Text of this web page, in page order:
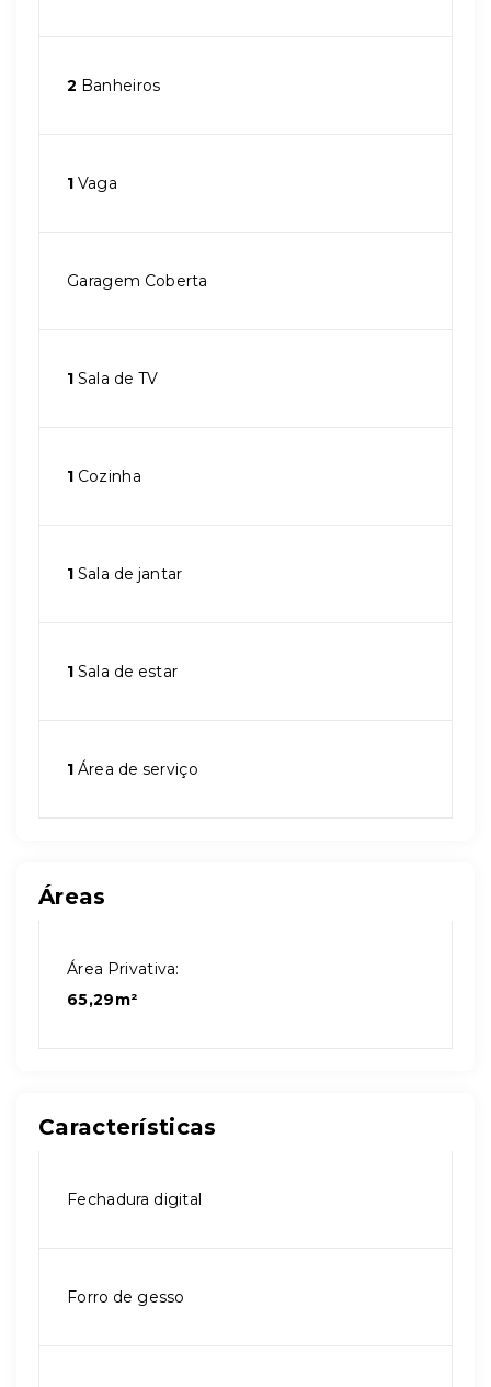
2 Banheiros
1 Vaga
Garagem Coberta
1 Sala de TV
1 Cozinha
1 Sala de jantar
1 Sala de estar
1 Área de serviço
Áreas
Área Privativa:
65,29m²
Características
Fechadura digital
Forro de gesso